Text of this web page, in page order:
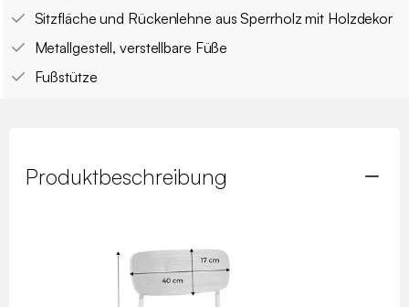
Sitzfläche und Rückenlehne aus Sperrholz mit Holzdekor
Metallgestell, verstellbare Füße
Fußstütze
Produktbeschreibung